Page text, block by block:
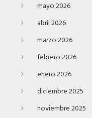
mayo 2026
abril 2026
marzo 2026
febrero 2026
enero 2026
diciembre 2025
noviembre 2025